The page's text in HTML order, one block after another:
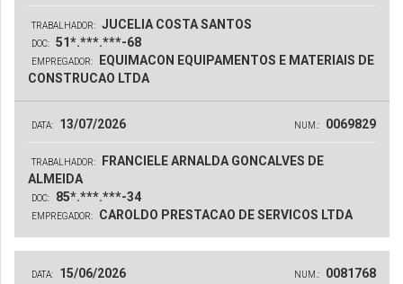
TRABALHADOR: JUCELIA COSTA SANTOS
DOC: 51*.***.***-68
EMPREGADOR:
EQUIMACON EQUIPAMENTOS E MATERIAIS DE
CONSTRUCAO LTDA
DATA: 13/07/2026 NUM.: 0069829
TRABALHADOR:
FRANCIELE ARNALDA GONCALVES DE
ALMEIDA
DOC: 85*.***.***-34
EMPREGADOR: CAROLDO PRESTACAO DE SERVICOS LTDA
DATA: 15/06/2026 NUM.: 0081768